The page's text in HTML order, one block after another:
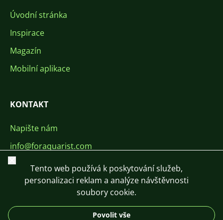
Úvodní stránka
Inspirace
Magazín
Mobilní aplikace
KONTAKT
Napište nám
info@foraquarist.com
+420 603 449 602
Zavřít
Tento web používá k poskytování služeb,
personalizaci reklam a analýze návštěvnosti
soubory cookie.
Povolit vše